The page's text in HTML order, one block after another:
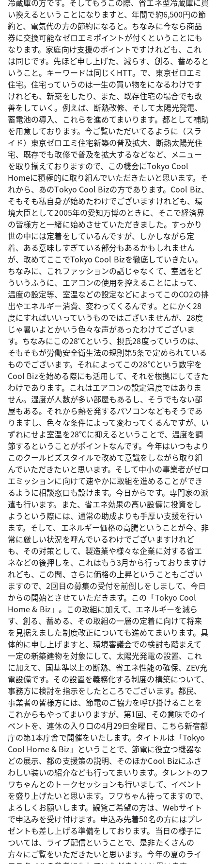
冷蔵庫の方です。そしてもうこの際、省エネ型冷蔵庫に買
い換えるということになりますと、年間で約6,500円の節
約と、電気代の方の節約になると。ちなみに今なら商品
券に交換可能なゼロエミポイントが付くということにも
なります。家庭向け支援のポイントですけれども、これ
は同じです。先ほど申し上げた、減らす、創る、蓄めると
いうこと。キーワードは同じくHTT。で、東京ゼロエミ
住宅。住宅っていうのは一生の買い物をになるわけです
けれども、新築をしたり、また、既存住宅の場合でも改
善をしていく。例えば、断熱改修、そして太陽光発電、
蓄電池の導入、これらを進めてまいります。都として補助
を用意しております。今ご覧いただいてるように（スラ
イド）東京ゼロエミ住宅新築の普及拡大、断熱太陽光住
宅、既存でも改修で普及を拡大するなどなど、メニュー
を取り揃えておりますので、この機会にTokyo Cool
Homeに積極的に取り組んでいただきたいと思います。そ
れから、あのTokyo Cool Bizの方であります。Cool Biz、
そもそも私自身が始めたわけでございますけれども、環
境大臣として2005年の愛知万博のときに、そこで経済界
の皆様方と一緒に始めさせていただきました。すっかり
世の中には定着をしているんですが、しかしながら定
着、ある意味しすぎている部分もあるかもしれません
が、改めてここでTokyo Cool Bizを徹底していきたい。
ちなみに、これファッションの話じゃなくて、室温をど
ういうふうに、エアコンの使用を控えることによって、
温度の設定等、室温などの設定などによってこのCO2の排
出やエネルギー消費、変わってくるんです。とにかく28
度にすればいいっていうものではございませんが、28度
じゃ暑いよとかいう色々な声があったわけてございま
す。ちなみにこの28℃という、摂氏28度っていうのは、
そもそもが労働安全衛生法の規則第5条で定められている
ものでございます。それによってこの28℃という数字を
Cool Bizを始める際にも活用して、それを根拠にしてきた
わけであります。これはエアコンの設定温度ではありま
せん。湿度が人数が多い部屋もあるし、そうでもない部
屋もある。それから熱を発するパソコンなどもそうであ
りますし、色々な条件によって変わってくるんですが、い
ずれにせよ室温を28℃に抑えるということで、温度を調
節するということがポイントなんです。今年はいつもより
このクールビズスタイルで改めて意識をしながら取り組
んでいただきたいと思います。そして中小の事業者がゼロ
エミッションに向けて速やかに取組を進めることができ
るように相談窓口も設けます。今日からです。専門家の派
遣も行います。また、省エネ効果の高い設備に投資をし
ようという際には、通常の助成よりも手厚い支援を行い
ます。そして、エネルギー価格の高騰ということが今、非
常に厳しい状況を呼んでいるわけでございますけれど
も、その対策として、製造業や様々な企業に対する省エ
ネなどの後押しを、これはもう3月から行っておりますけ
れども、この間、さらに価格の上昇ということもござい
ますので、2回目の募集の受付を前倒しをしまして、今日
からの開始とさせていただきます。この「Tokyo Cool
Home & Biz」。この取組に加えて、エネルギーを減ら
す、創る、蓄める、その取組の一層の定着に向けて将来
を見据えました制度改正についても進めてまいります。具
体的に申し上げますと、環境審議会での検討も踏まえて
一定の新築建物を対象にして、太陽光発電の設置、これ
に加えて、国基準以上の断熱、省エネ性能の確保、ZEV充
電設備です。その設置を義務化する制度の構築について、
事務方に検討を指示をしたところでございます。都民、
事業者の皆様方には、節電のご協力を呼び掛けることを
これからもやってまいりますが、第1回、その意味でのイ
ベントを、連休の入り口の4月29日金曜日、こちら新宿都
庁の第1本庁舎で開催をいたします。タイトルは「Tokyo
Cool Home & Biz」ということで、節電に役立つ機器な
どの展示、都の支援策の説明、そのほかCool Bizにふさ
わしい装いの紹介なども行ってまいります。タレントのフ
ワちゃんとのトークセッションも行いまして、イベント
を盛り上げたいと思います。フワちゃん待ってますので、
よろしくお願いします。観覧ご希望の方は、Webサイト
で申込みを受け付けます。申込み先着50名の方にはプレ
ゼントも差し上げる準備をしております。当日の様子に
ついては、ライブ配信ということで、是非たくさんの
方々にご覧をいただきたいと思います。今年の夏のライ